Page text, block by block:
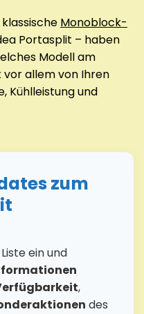
Monoblock-
Portasplit – haben
Modell am
vor allem von Ihren
Kühlleistung und
zum
ein und
,
des